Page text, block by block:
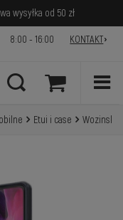
wysyłka od 50 zł
8:00 - 16:00 KONTAKT
Etui i case Wozinsky